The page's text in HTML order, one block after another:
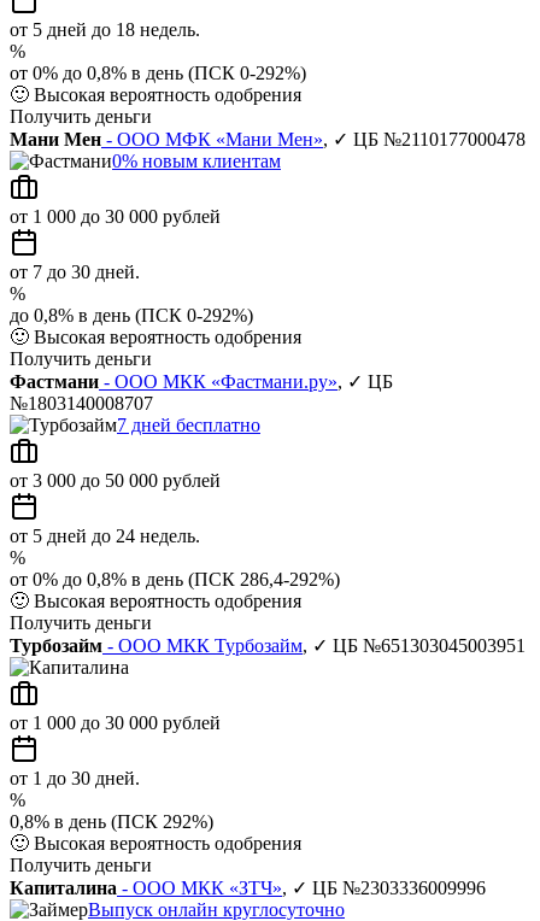
от 5 дней до 18 недель.
%
от 0% до 0,8% в день (ПСК 0-292%)
🙂 Высокая вероятность одобрения
Получить деньги
Мани Мен - ООО МФК «Мани Мен», ✓ ЦБ №2110177000478
0% новым клиентам
от 1 000 до 30 000 рублей
от 7 до 30 дней.
%
до 0,8% в день (ПСК 0-292%)
🙂 Высокая вероятность одобрения
Получить деньги
Фастмани - ООО МКК «Фастмани.ру», ✓ ЦБ
№1803140008707
7 дней бесплатно
от 3 000 до 50 000 рублей
от 5 дней до 24 недель.
%
от 0% до 0,8% в день (ПСК 286,4-292%)
🙂 Высокая вероятность одобрения
Получить деньги
Турбозайм - ООО МКК Турбозайм, ✓ ЦБ №651303045003951
от 1 000 до 30 000 рублей
от 1 до 30 дней.
%
0,8% в день (ПСК 292%)
🙂 Высокая вероятность одобрения
Получить деньги
Капиталина - ООО МКК «ЗТЧ», ✓ ЦБ №2303336009996
Выпуск онлайн круглосуточно